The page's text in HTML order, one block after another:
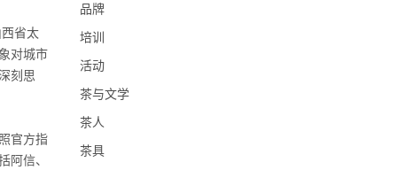
省太
对城市
刻思
官方指
阿信、
品牌
培训
活动
茶与文学
茶人
茶具